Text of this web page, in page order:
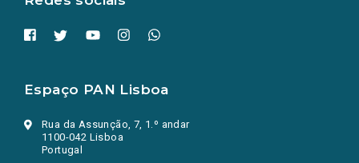
Espaço PAN Lisboa
Rua da Assunção, 7, 1.º andar
1100-042 Lisboa
Portugal